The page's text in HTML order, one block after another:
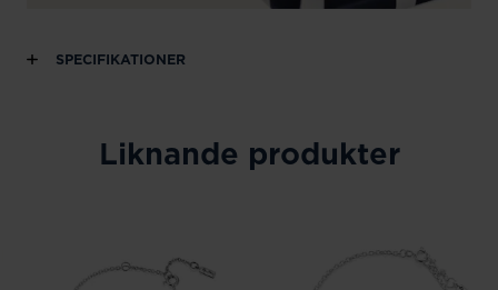
SPECIFIKATIONER
Liknande produkter